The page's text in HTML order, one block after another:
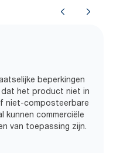
beperkingen
het product niet in
niet-composteerbare
kunnen commerciële
van toepassing zijn.